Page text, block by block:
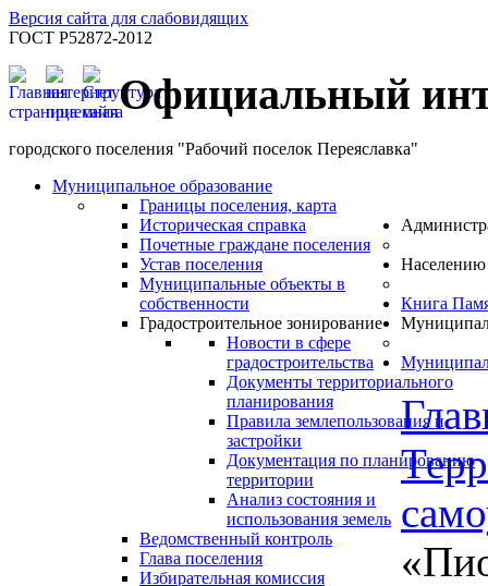
Версия сайта для слабовидящих
ГОСТ Р52872-2012
Официальный
городского поселения "Рабочий поселок Переяславка"
Муниципальное образование
Границы поселения, карта
Историческая справка
Почетные граждане поселения
Устав поселения
Муниципальные объекты в
собственности
Градостроительное зонирование
Новости в сфере
градостроительства
Документы территориального
планирования
Правила землепользования и
застройки
Документация по планированию
территории
Анализ состояния и
использования земель
Ведомственный контроль
Глава поселения
Избирательная комиссия
Населению
Книга